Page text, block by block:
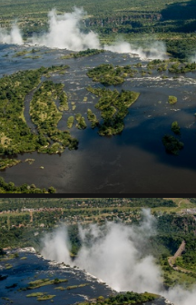
DSC 0440